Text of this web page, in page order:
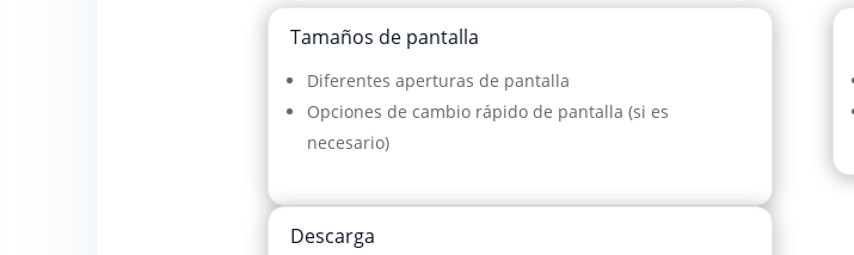
Tamaños de pantalla
Diferentes aperturas de pantalla
Opciones de cambio rápido de pantalla (si es
necesario)
Descarga